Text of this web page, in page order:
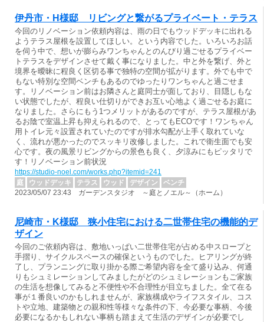
伊丹市・H様邸 リビングと繋がるプライベート・テラス
今回のリノベーション依頼内容は、雨の日でもウッドデッキに出れる
ようテラス屋根を設置してほしい。という内容でした。いろいろお話
を伺う中で、想いが膨らみワンちゃんとのんびり過ごせるプライベー
トテラスをデザインさせて戴く事になりました。中と外を繋げ、外と
境界を曖昧に程良く区切る事で独特の空間が拡がります。外でも中で
もない特別な空間ベンチもあるのでゆったりワンちゃんと過ごせま
す。リノベーション前はお隣さんと庭同士が面しており、目隠しもな
い状態でしたが、程良い仕切りができお互い心地よく過ごせるお庭に
なりました。さらにもう1つメリットがあるのですが、テラス屋根があ
るお陰で室温上昇も抑えられるので、とってもECOです！ワンちゃん
用トイレ元々設置されていたのですが排水勾配が上手く取れていな
く、流れが悪かったのでスッキリ改修しました。これで衛生面でも安
心です。夜の風景リビングからの景色も良く、夕涼みにもピッタリで
す！リノベーション前状況
https://studio-noel.com/works.php?itemid=241
庭
ウッドデッキ テラス ウッド デザイン
ベンチ
2023/05/07 23:43 ガーデンスタジオ ～庭とノエル～（ホーム）
尼崎市・K様邸 狭小住宅における二世帯住宅の機能的デ
ザイン
今回のご依頼内容は、敷地いっぱい二世帯住宅が占める中スロープと
手摺り、サイクルスペースの確保というものでした。ヒアリングが終
了し、プランニングに取り掛かる際ご希望内容を全て盛り込み、何通
りもシュミレーションしてみましたがどのシュミレーションもご家族
の生活を想像してみると不便性や不合理性が目立ちました。全て在る
事が１番良いのかもしれませんが、家族構成やライフスタイル、コス
トや立地、建築物との親和性等様々な条件の下、今必要な事柄、今後
必要になるかもしれない事柄も踏まえて生活のデザインが必要でし